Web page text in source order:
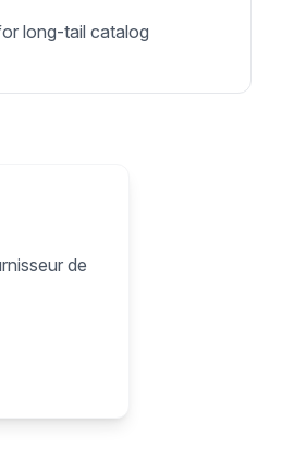
long-tail catalog
de